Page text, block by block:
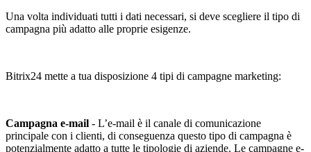
Una volta individuati tutti i dati necessari, si deve scegliere il tipo di
campagna più adatto alle proprie esigenze.
Bitrix24 mette a tua disposizione 4 tipi di campagne marketing:
Campagna e-mail - L’e-mail è il canale di comunicazione
principale con i clienti, di conseguenza questo tipo di campagna è
potenzialmente adatto a tutte le tipologie di aziende. Le campagne e-